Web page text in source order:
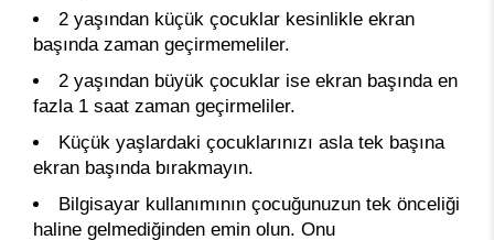
2 yaşından küçük çocuklar kesinlikle ekran
başında zaman geçirmemeliler.
2 yaşından büyük çocuklar ise ekran başında en
fazla 1 saat zaman geçirmeliler.
Küçük yaşlardaki çocuklarınızı asla tek başına
ekran başında bırakmayın.
Bilgisayar kullanımının çocuğunuzun tek önceliği
haline gelmediğinden emin olun. Onu